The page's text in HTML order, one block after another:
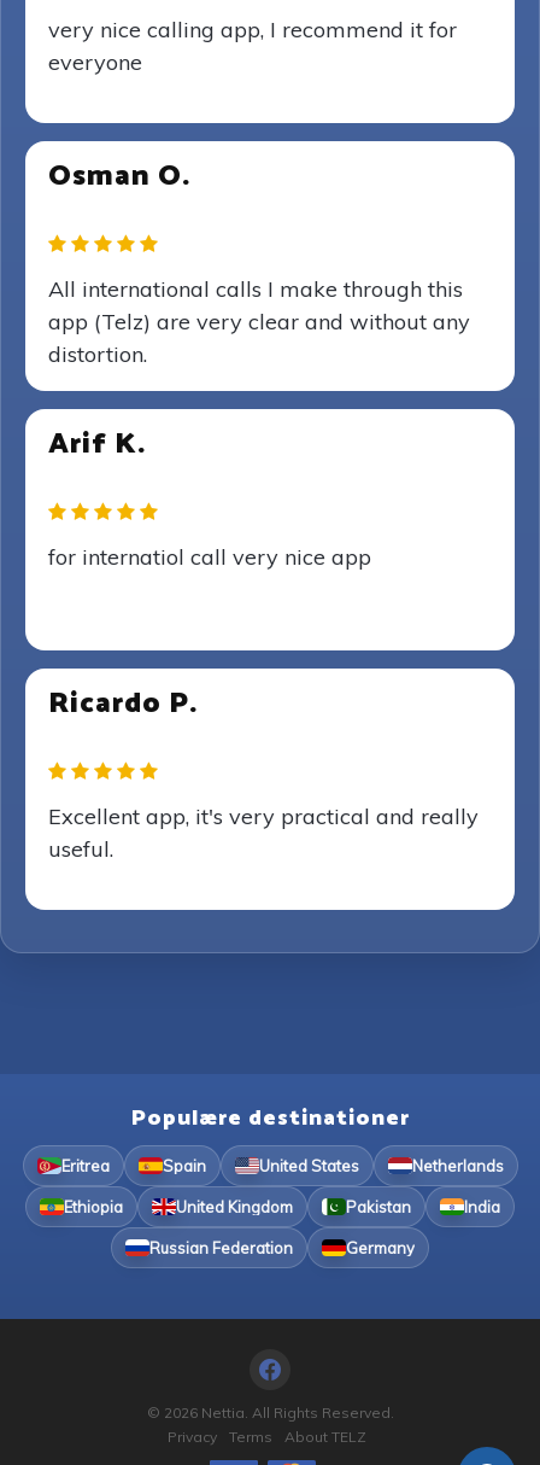
very nice calling app, I recommend it for
everyone
Osman O.
All international calls I make through this
app (Telz) are very clear and without any
distortion.
Arif K.
for internatiol call very nice app
Ricardo P.
Excellent app, it's very practical and really
useful.
Populære destinationer
Eritrea Spain United States Netherlands
Ethiopia United Kingdom Pakistan India
Russian Federation Germany
© 2026 Nettia. All Rights Reserved.
Privacy
Terms About TELZ